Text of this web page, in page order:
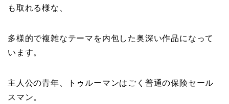
も取れる様な、
多様的で複雑なテーマを内包した奥深い作品になって
います。
主人公の青年、トゥルーマンはごく普通の保険セール
スマン。